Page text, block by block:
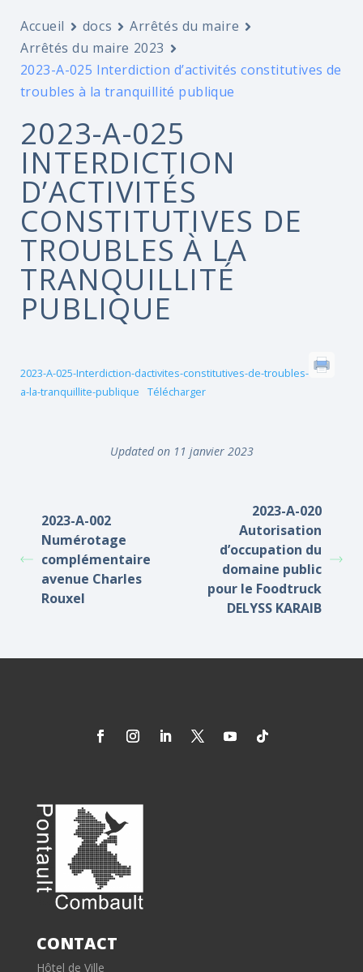
Accueil docs
Arrêtés du maire
Arrêtés du maire 2023
2023-A-025 Interdiction d’activités constitutives de
troubles à la tranquillité publique
2023-A-025
INTERDICTION
D’ACTIVITÉS
CONSTITUTIVES DE
TROUBLES À LA
TRANQUILLITÉ
PUBLIQUE
2023-A-025-Interdiction-dactivites-constitutives-de-troubles-
a-la-tranquillite-publique
Télécharger
Updated on 11 janvier 2023
2023-A-002
Numérotage
complémentaire
avenue Charles
Rouxel
2023-A-020
Autorisation
d’occupation du
domaine public
pour le Foodtruck
DELYSS KARAIB
CONTACT
Hôtel de Ville